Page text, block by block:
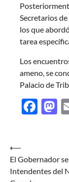
Secretarios
los que
tarea
Los
ameno, se
Palacio de
Navegación
de
entradas
⟵
El Gobernador
Intendentes del